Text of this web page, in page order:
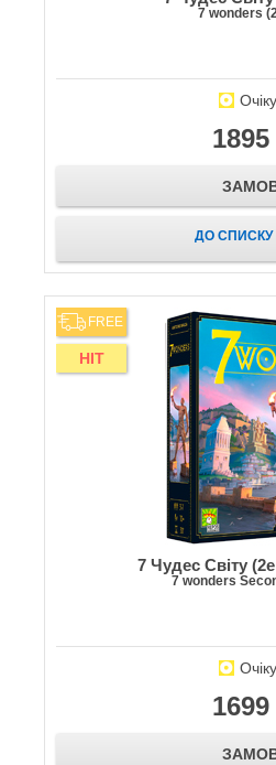
7 wonders
1895
ДО
FREE
HIT
7 Чудес Світу
7 wonders
1699